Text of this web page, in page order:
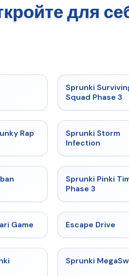
для
Sprunki
Squad Phase 3
★ 4.7
Rap
Sprunki Storm
Infection
Sprunki Pinki
Phase 3
★
Game Escape Drive
Sprunki